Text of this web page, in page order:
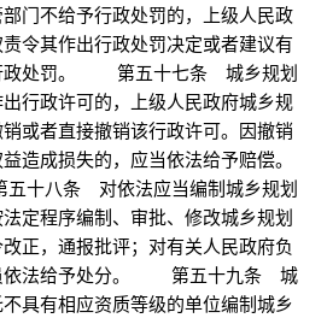
门不给予行政处罚的，上级人民政
令其作出行政处罚决定或者建议有
政处罚。 第五十七条 城乡规划
行政许可的，上级人民政府城乡规
或者直接撤销该行政许可。因撤销
造成损失的，应当依法给予赔偿。
八条 对依法应当编制城乡规划
定程序编制、审批、修改城乡规划
正，通报批评；对有关人民政府负
依法给予处分。 第五十九条 城
具有相应资质等级的单位编制城乡